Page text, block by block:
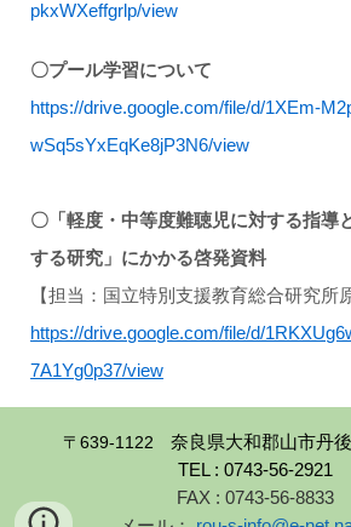
pkxWXeffgrlp/view
〇プール学習について
https://drive.google.com/file/d/1XEm-
wSq5sYxEqKe8jP3N6/view
〇「軽度・中等度難聴児に対する指導
する研究」にかかる啓発資料
【担当：国立特別支援教育総合研究所
https://drive.google.com/file/d/
7A1Yg0p37/view
〒639-1122 奈良県大和郡山市丹
TEL : 0743-56-2921
FAX : 0743-56-8833